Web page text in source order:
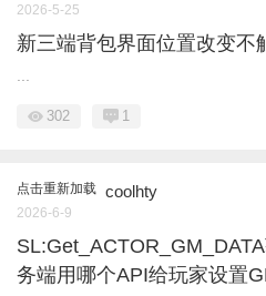
2026-5-25
新三端背包界面位置改变不
302 1
点击重新加载 coolhty
2026-6-9
务端用哪个API给玩家设置